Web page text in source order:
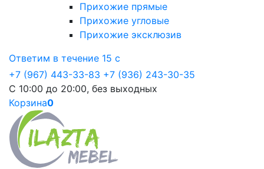
Прихожие прямые
Прихожие угловые
Прихожие эксклюзив
Ответим в течение 15 с
+7 (967) 443-33-83 +7 (936) 243-30-35
С 10:00 до 20:00, без выходных
Корзина0